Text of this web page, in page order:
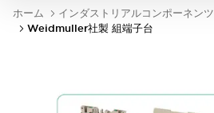
ホーム インダストリアルコンポーネンツ
Weidmuller社製 組端子台